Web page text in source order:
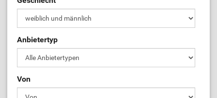
Anbietertyp
Von